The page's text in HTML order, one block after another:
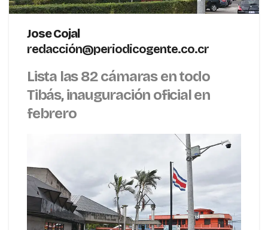
Jose Cojal
redacción@periodicogente.co.cr
Lista las 82 cámaras en todo
Tibás, inauguración oficial en
febrero